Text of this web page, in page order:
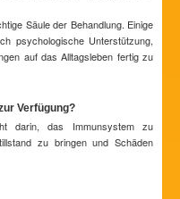
Säule der Behandlung. Einige
psychologische Unterstützung,
auf das Alltagsleben fertig zu
Verfügung?
darin, das Immunsystem zu
zu bringen und Schäden